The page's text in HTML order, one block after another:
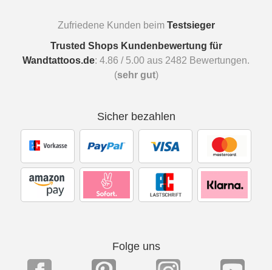
Zufriedene Kunden beim Testsieger
Trusted Shops Kundenbewertung für
Wandtattoos.de: 4.86 / 5.00 aus 2482 Bewertungen.
(sehr gut)
Sicher bezahlen
Folge uns